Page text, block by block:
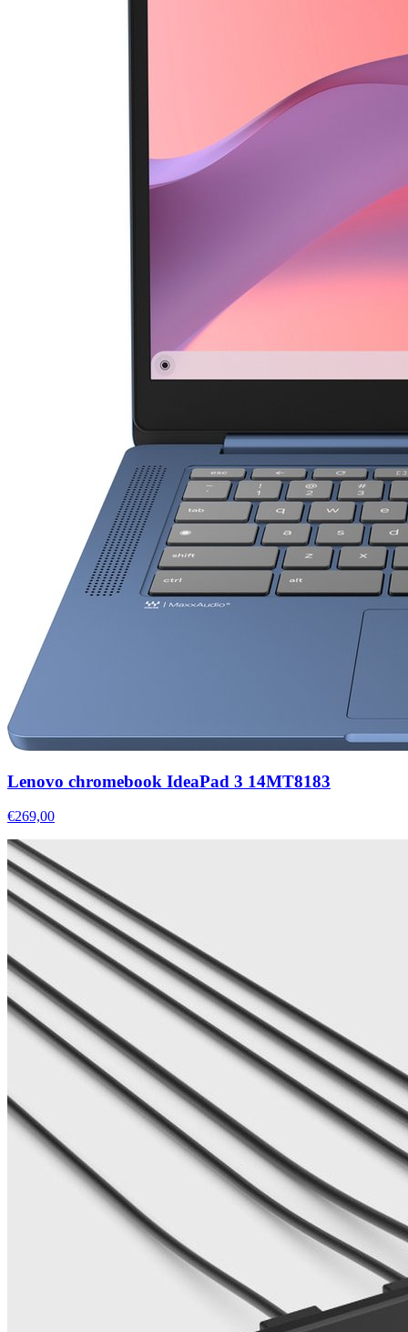
Lenovo chromebook IdeaPad 3 14MT8183
€269,00